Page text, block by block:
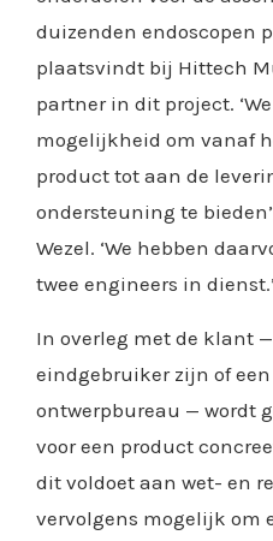
duizenden endoscopen
plaatsvindt bij Hittech
partner in dit project.
mogelijkheid om vanaf
product tot aan de
ondersteuning te
Wezel. ‘We hebben
twee engineers in dienst.’
In overleg met de klant
eindgebruiker zijn of
ontwerpbureau — wordt
voor een product
dit voldoet aan wet- en
vervolgens mogelijk om